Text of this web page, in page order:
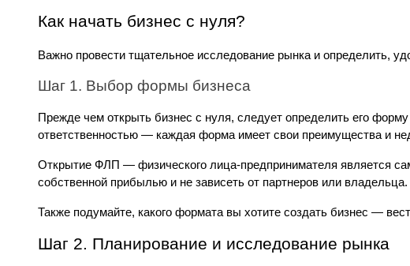
Как начать бизнес с нуля?
Важно провести тщательное исследование рынка и определить,
Шаг 1. Выбор формы бизнеса
Прежде чем открыть бизнес с нуля, следует определить его
ответственностью — каждая форма имеет свои преимущества и
Открытие ФЛП — физического лица-предпринимателя является
собственной прибылью и не зависеть от партнеров или владельца.
Также подумайте, какого формата вы хотите создать бизнес —
Шаг 2. Планирование и исследование рынка